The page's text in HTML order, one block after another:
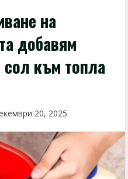
на
добавям
към топла
20, 2025